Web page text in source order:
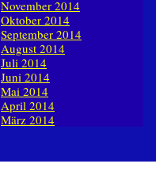
November 2014
Oktober 2014
September 2014
August 2014
Juli 2014
Juni 2014
Mai 2014
April 2014
März 2014